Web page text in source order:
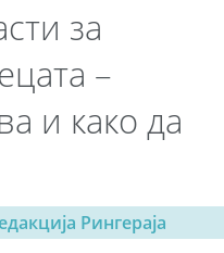
за
–
и како да
Рингераја